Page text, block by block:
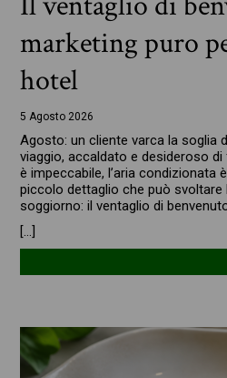
marketing puro
hotel
5 Agosto 2026
Agosto: un cliente varca la soglia
viaggio, accaldato e desideroso
è impeccabile, l’aria condizionata
piccolo dettaglio che può svoltare
soggiorno: il ventaglio di
[…]